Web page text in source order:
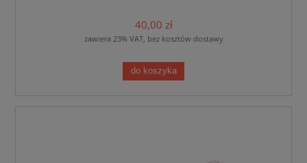
40,00 zł
zawiera 23% VAT, bez kosztów dostawy
do koszyka